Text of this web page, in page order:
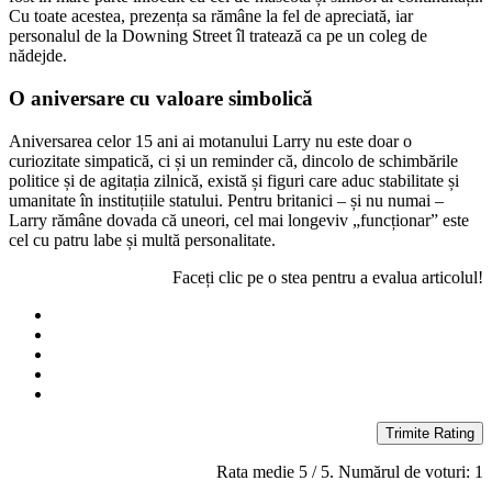
Cu toate acestea, prezența sa rămâne la fel de apreciată, iar
personalul de la Downing Street îl tratează ca pe un coleg de
nădejde.
O aniversare cu valoare simbolică
Aniversarea celor 15 ani ai motanului Larry nu este doar o
curiozitate simpatică, ci și un reminder că, dincolo de schimbările
politice și de agitația zilnică, există și figuri care aduc stabilitate și
umanitate în instituțiile statului. Pentru britanici – și nu numai –
Larry rămâne dovada că uneori, cel mai longeviv „funcționar” este
cel cu patru labe și multă personalitate.
Faceți clic pe o stea pentru a evalua articolul!
Trimite Rating
Rata medie 5 / 5. Numărul de voturi: 1